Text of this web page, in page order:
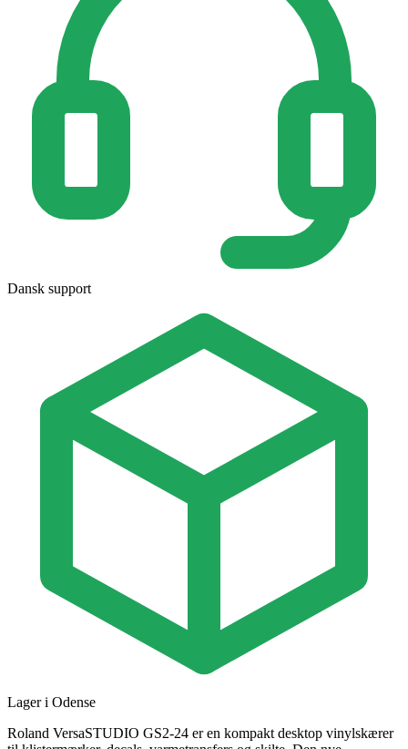
Dansk support
Lager i Odense
Roland VersaSTUDIO GS2-24 er en kompakt desktop vinylskærer